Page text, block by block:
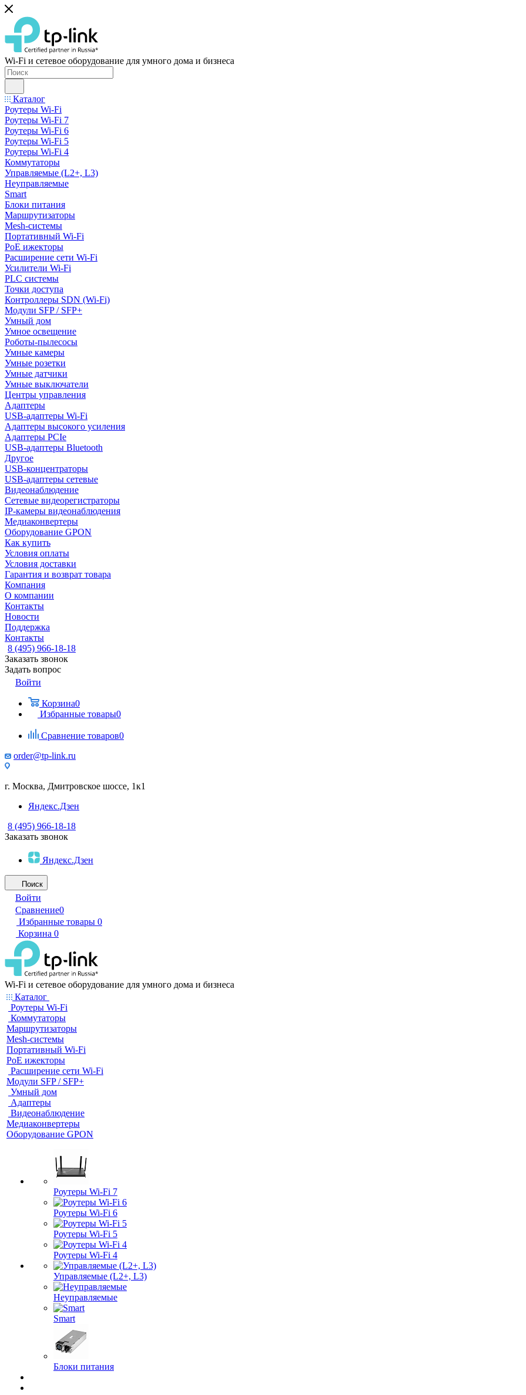
Wi-Fi и сетевое оборудование для умного дома и бизнеса
Каталог
Роутеры Wi-Fi
Роутеры Wi-Fi 7
Роутеры Wi-Fi 6
Роутеры Wi-Fi 5
Роутеры Wi-Fi 4
Коммутаторы
Управляемые (L2+, L3)
Неуправляемые
Smart
Блоки питания
Маршрутизаторы
Mesh-системы
Портативный Wi-Fi
PoE ижекторы
Расширение сети Wi‑Fi
Усилители Wi-Fi
PLC системы
Точки доступа
Контроллеры SDN (Wi-Fi)
Модули SFP / SFP+
Умный дом
Умное освещение
Роботы-пылесосы
Умные камеры
Умные розетки
Умные датчики
Умные выключатели
Центры управления
Адаптеры
USB-адаптеры Wi-Fi
Адаптеры высокого усиления
Адаптеры PCIe
USB-адаптеры Bluetooth
Другое
USB-концентраторы
USB-адаптеры сетевые
Видеонаблюдение
Сетевые видеорегистраторы
IP-камеры видеонаблюдения
Медиаконвертеры
Оборудование GPON
Как купить
Условия оплаты
Условия доставки
Гарантия и возврат товара
Компания
О компании
Контакты
Новости
Поддержка
Контакты
8 (495) 966-18-18
Заказать звонок
Задать вопрос
Войти
Корзина0
Избранные товары0
Сравнение товаров0
order@tp-link.ru
г. Москва, Дмитровское шоссе, 1к1
Яндекс.Дзен
8 (495) 966-18-18
Заказать звонок
Яндекс.Дзен
Поиск
Войти
Сравнение0
Избранные товары 0
Корзина 0
Wi-Fi и сетевое оборудование для умного дома и бизнеса
Каталог
Роутеры Wi-Fi
Коммутаторы
Маршрутизаторы
Mesh-системы
Портативный Wi-Fi
PoE ижекторы
Расширение сети Wi‑Fi
Модули SFP / SFP+
Умный дом
Адаптеры
Видеонаблюдение
Медиаконвертеры
Оборудование GPON
Роутеры Wi-Fi 7
Роутеры Wi-Fi 6
Роутеры Wi-Fi 5
Роутеры Wi-Fi 4
Управляемые (L2+, L3)
Неуправляемые
Smart
Блоки питания